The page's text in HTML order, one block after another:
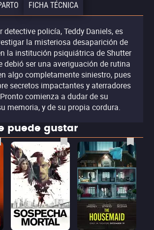
FICHA TÉCNICA
detective policía, Teddy Daniels, es
la misteriosa desaparición de
la institución psiquiátrica de Shutter
debió ser una averiguación de rutina
algo completamente siniestro, pues
secretos impactantes y aterradores
comienza a dudar de su
memoria, y de su propia cordura.
puede gustar